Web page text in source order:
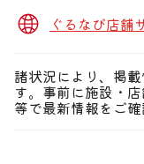
ぐるなび店舗
諸状況により、掲
す。事前に施設・
等で最新情報をご確